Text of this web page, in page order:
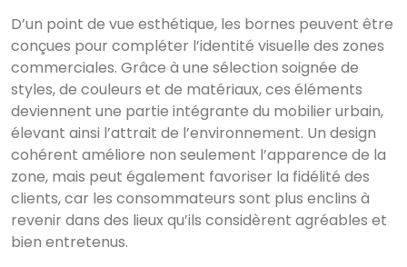
D’un point de vue esthétique, les bornes peuvent être
conçues pour compléter l’identité visuelle des zones
commerciales. Grâce à une sélection soignée de
styles, de couleurs et de matériaux, ces éléments
deviennent une partie intégrante du mobilier urbain,
élevant ainsi l’attrait de l’environnement. Un design
cohérent améliore non seulement l’apparence de la
zone, mais peut également favoriser la fidélité des
clients, car les consommateurs sont plus enclins à
revenir dans des lieux qu’ils considèrent agréables et
bien entretenus.